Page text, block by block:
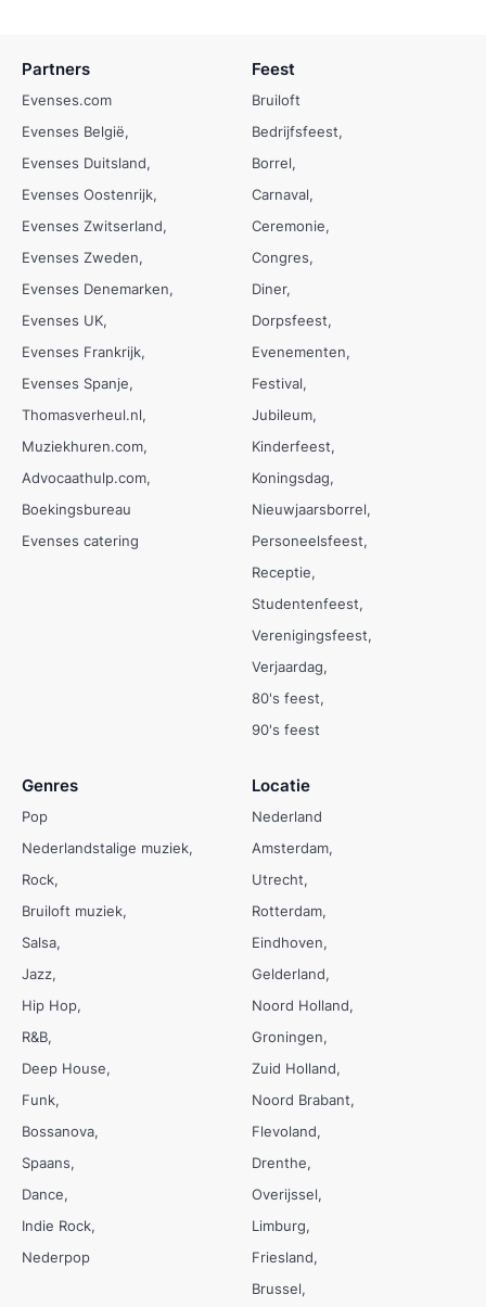
Partners
Evenses.com
Evenses België
Evenses Duitsland
Evenses Oostenrijk
Evenses Zwitserland
Evenses Zweden
Evenses Denemarken
Evenses UK
Evenses Frankrijk
Evenses Spanje
Thomasverheul.nl
Muziekhuren.com
Advocaathulp.com
Boekingsbureau
Evenses catering
Feest
Bruiloft
Bedrijfsfeest
Borrel
Carnaval
Ceremonie
Congres
Diner
Dorpsfeest
Evenementen
Festival
Jubileum
Kinderfeest
Koningsdag
Nieuwjaarsborrel
Personeelsfeest
Receptie
Studentenfeest
Verenigingsfeest
Verjaardag
80's feest
90's feest
Genres
Pop
Nederlandstalige muziek
Rock
Bruiloft muziek
Salsa
Jazz
Hip Hop
R&B
Deep House
Funk
Bossanova
Spaans
Dance
Indie Rock
Nederpop
Locatie
Nederland
Amsterdam
Utrecht
Rotterdam
Eindhoven
Gelderland
Noord Holland
Groningen
Zuid Holland
Noord Brabant
Flevoland
Drenthe
Overijssel
Limburg
Friesland
Brussel